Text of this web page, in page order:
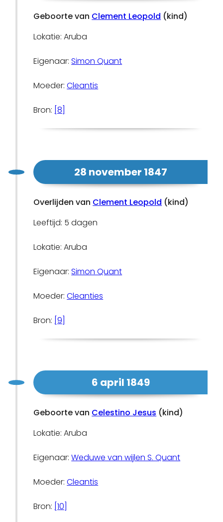
Geboorte van Clement Leopold (kind)
Lokatie: Aruba
Eigenaar:Simon Quant
Moeder:Cleantis
Bron: [8]
28 november 1847
Overlijden van Clement Leopold (kind)
Leeftijd: 5 dagen
Lokatie: Aruba
Eigenaar:Simon Quant
Moeder:Cleanties
Bron: [9]
6 april 1849
Geboorte van Celestino Jesus (kind)
Lokatie: Aruba
Eigenaar:Weduwe van wijlen S. Quant
Moeder:Cleantis
Bron: [10]